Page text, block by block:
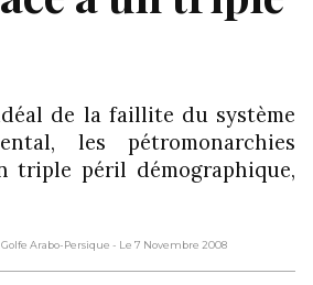
de la faillite du système
les pétromonarchies
triple péril démographique,
Arabo-Persique - Le 7 Novembre 2008